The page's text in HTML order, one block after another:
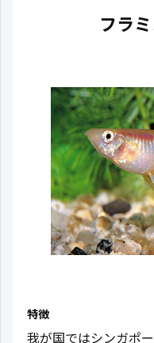
フラ
特徴
我が国ではシンガポ